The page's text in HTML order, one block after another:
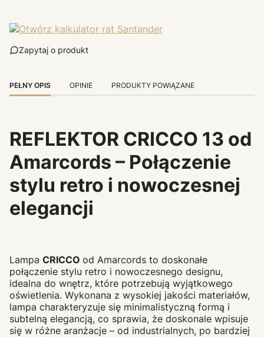
Zapytaj o produkt
PEŁNY OPIS OPINIE PRODUKTY POWIĄZANE
REFLEKTOR CRICCO 13 od
Amarcords – Połączenie
stylu retro i nowoczesnej
elegancji
Lampa CRICCO od Amarcords to doskonałe
połączenie stylu retro i nowoczesnego designu,
idealna do wnętrz, które potrzebują wyjątkowego
oświetlenia. Wykonana z wysokiej jakości materiałów,
lampa charakteryzuje się minimalistyczną formą i
subtelną elegancją, co sprawia, że doskonale wpisuje
się w różne aranżacje – od industrialnych, po bardziej